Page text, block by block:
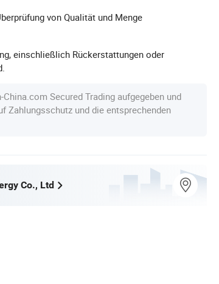
von Qualität und Menge
einschließlich Rückerstattungen oder
Secured Trading aufgegeben und
Zahlungsschutz und die entsprechenden
Co., Ltd